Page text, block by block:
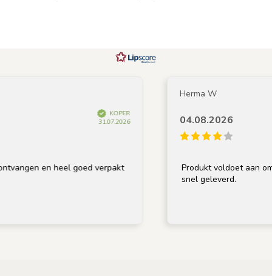
KOPER
31.07.2026
en heel goed verpakt
Herma W
04.08.2026
Produkt voldoet aan
snel geleverd.